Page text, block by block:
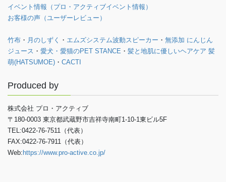
イベント情報（プロ・アクティブイベント情報）
お客様の声（ユーザーレビュー）
竹布 ・ 月のしずく ・ エムズシステム波動スピーカー ・ 無添加 にんじん
ジュース ・ 愛犬・愛猫のPET STANCE ・ 髪と地肌に優しいヘアケア 髪
萌(HATSUMOE) ・ CACTI
Produced by
株式会社 プロ・アクティブ
〒180-0003 東京都武蔵野市吉祥寺南町1-10-1東ビル5F
TEL:0422-76-7511（代表）
FAX:0422-76-7911（代表）
Web:https://www.pro-active.co.jp/